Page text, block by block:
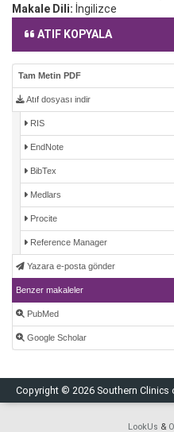
Makale Dili: İngilizce
ATIF KOPYALA
Tam Metin PDF
Atıf dosyası indir
RIS
EndNote
BibTex
Medlars
Procite
Reference Manager
Yazara e-posta gönder
Benzer makaleler
PubMed
Google Scholar
Copyright © 2026 Southern Clinics
LookUs &